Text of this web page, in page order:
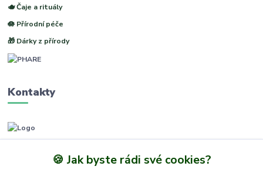
🫖 Čaje a rituály
🪷 Přírodní péče
🎁 Dárky z přírody
Kontakty
🍪 Jak byste rádi své cookies?